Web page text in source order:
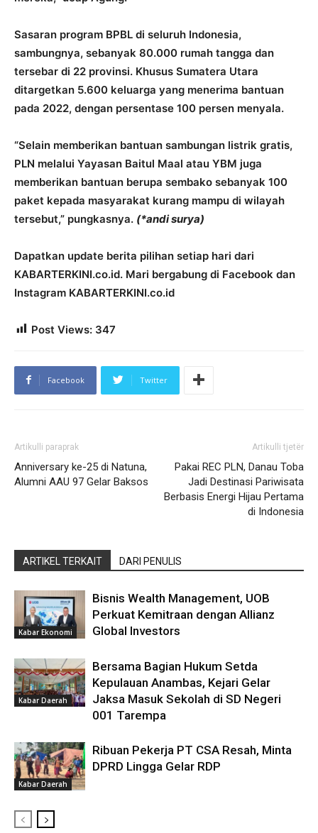
Sasaran program BPBL di seluruh Indonesia,
sambungnya, sebanyak 80.000 rumah tangga dan
tersebar di 22 provinsi. Khusus Sumatera Utara
ditargetkan 5.600 keluarga yang menerima bantuan
pada 2022, dengan persentase 100 persen menyala.
“Selain memberikan bantuan sambungan listrik gratis,
PLN melalui Yayasan Baitul Maal atau YBM juga
memberikan bantuan berupa sembako sebanyak 100
paket kepada masyarakat kurang mampu di wilayah
tersebut,” pungkasnya. (*andi surya)
Dapatkan update berita pilihan setiap hari dari
KABARTERKINI.co.id. Mari bergabung di Facebook dan
Instagram KABARTERKINI.co.id
Post Views: 347
Facebook Twitter
Artikulli paraprak
Anniversary ke-25 di Natuna,
Alumni AAU 97 Gelar Baksos
Artikulli tjetër
Pakai REC PLN, Danau Toba
Jadi Destinasi Pariwisata
Berbasis Energi Hijau Pertama
di Indonesia
ARTIKEL TERKAIT DARI PENULIS
Kabar Ekonomi
Bisnis Wealth Management, UOB
Perkuat Kemitraan dengan Allianz
Global Investors
Kabar Daerah
Bersama Bagian Hukum Setda
Kepulauan Anambas, Kejari Gelar
Jaksa Masuk Sekolah di SD Negeri
001 Tarempa
Kabar Daerah
Ribuan Pekerja PT CSA Resah, Minta
DPRD Lingga Gelar RDP